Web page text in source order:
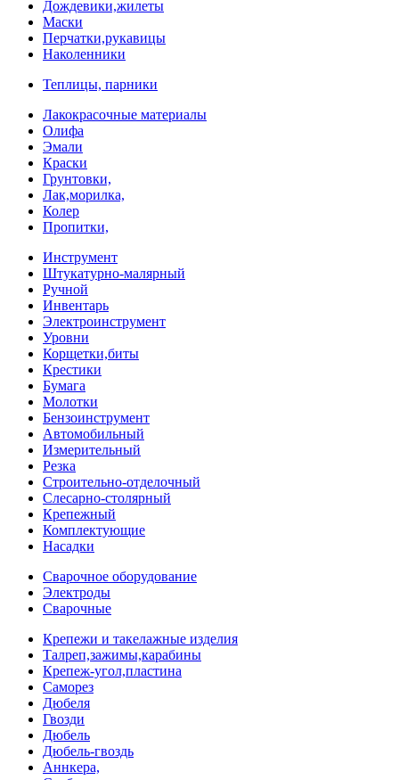
Дождевики,жилеты
Маски
Перчатки,рукавицы
Наколенники
Теплицы, парники
Лакокрасочные материалы
Олифа
Эмали
Краски
Грунтовки,
Лак,морилка,
Колер
Пропитки,
Инструмент
Штукатурно-малярный
Ручной
Инвентарь
Электроинструмент
Уровни
Корщетки,биты
Крестики
Бумага
Молотки
Бензоинструмент
Автомобильный
Измерительный
Резка
Строительно-отделочный
Слесарно-столярный
Крепежный
Комплектующие
Насадки
Сварочное оборудование
Электроды
Сварочные
Крепежи и такелажные изделия
Талреп,зажимы,карабины
Крепеж-угол,пластина
Саморез
Дюбеля
Гвозди
Дюбель
Дюбель-гвоздь
Аннкера,